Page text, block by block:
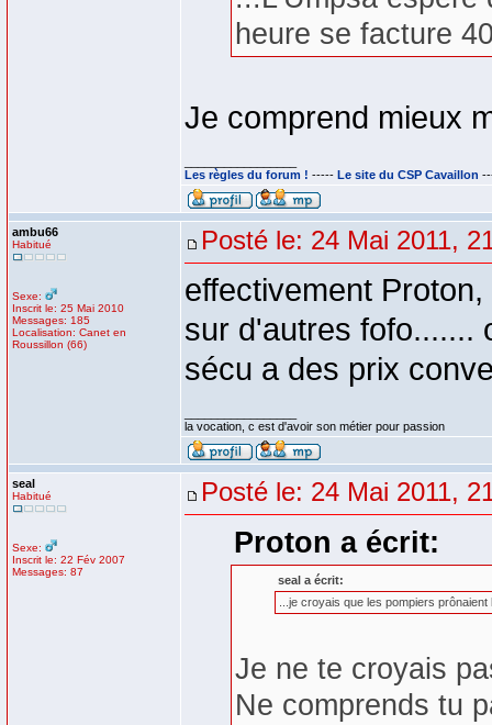
heure se facture
Je comprend mieux
Les règles du forum ! ----- Le site du CSP Cavaillon
ambu66
Habitué
Sexe:
Inscrit le: 25 Mai 2010
Messages: 185
Localisation: Canet en
Roussillon (66)
Posté le: 24 Mai 2011,
effectivement
sur d'autres fofo.......
sécu a des prix
la vocation, c est d'avoir son métier pour passion
seal
Habitué
Sexe:
Inscrit le: 22 Fév 2007
Messages: 87
Posté le: 24 Mai 2011,
Proton a écrit:
seal a écrit:
...je croyais que les pompiers
Je ne te croyais
Ne comprends tu